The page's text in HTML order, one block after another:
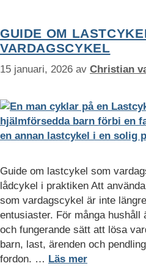
GUIDE OM
VARDAGSCYKEL
15 januari, 2026 av Christian
Guide om lastcykel som
lådcykel i praktiken Att
som vardagscykel är inte
entusiaster. För många hushåll
och fungerande sätt att lösa
barn, last, ärenden och
fordon. … Läs mer